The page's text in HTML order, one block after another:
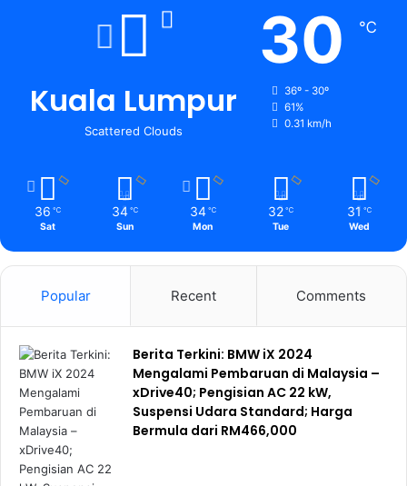
Kuala Lumpur
Scattered Clouds
30 ℃
36º - 30º
61%
0.31 km/h
36 ℃
Sat
34 ℃
Sun
34 ℃
Mon
32 ℃
Tue
31 ℃
Wed
Popular Recent Comments
Berita Terkini: BMW iX 2024
Mengalami Pembaruan di Malaysia –
xDrive40; Pengisian AC 22 kW,
Suspensi Udara Standard; Harga
Bermula dari RM466,000